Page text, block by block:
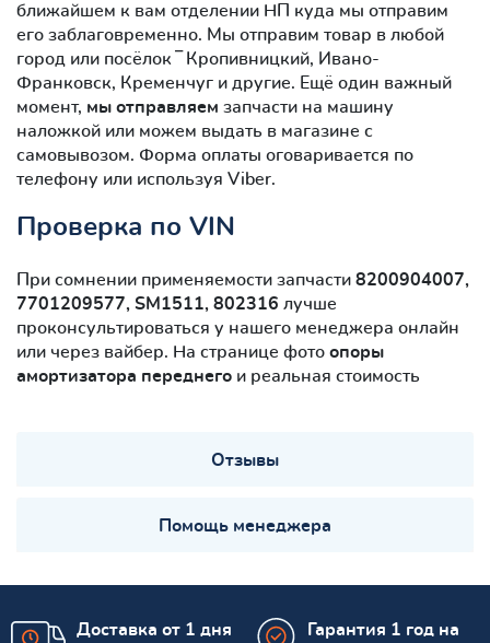
ближайшем к вам отделении НП куда мы отправим
его заблаговременно. Мы отправим товар в любой
город или посёлок ‾ Кропивницкий, Ивано-
Франковск, Кременчуг и другие. Ещё один важный
момент, мы отправляем запчасти на машину
наложкой или можем выдать в магазине с
самовывозом. Форма оплаты оговаривается по
телефону или используя Viber.
Проверка по VIN
При сомнении применяемости запчасти 8200904007,
7701209577, SM1511, 802316 лучше
проконсультироваться у нашего менеджера онлайн
или через вайбер. На странице фото опоры
амортизатора переднего и реальная стоимость
Отзывы
Помощь менеджера
Доставка от 1 дня
Гарантия 1 год на